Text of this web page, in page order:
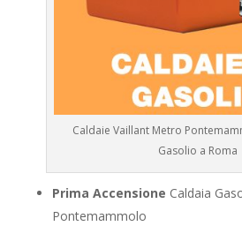
Caldaie Vaillant Metro
Gasolio a Roma
Prima Accensione Caldaia
Pontemammolo